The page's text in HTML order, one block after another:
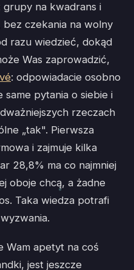
na kwadrans i
czekania na wolny
razu wiedzieć, dokąd
Was zaprowadzić,
: odpowiadacie osobno
pytania o siebie i
rzeczach
„tak". Pierwsza
i zajmuje kilka
28,8% ma co najmniej
oboje chcą, a żadne
Taka wiedza potrafi
Wam apetyt na coś
jest jeszcze